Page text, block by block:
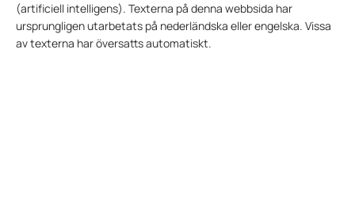
(artificiell intelligens). Texterna på denna webbsida har
ursprungligen utarbetats på nederländska eller engelska. Vissa
av texterna har översatts automatiskt.